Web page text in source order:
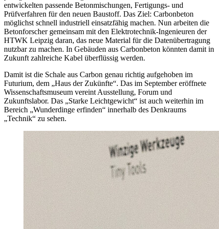
entwickelten passende Betonmischungen, Fertigungs- und
Prüfverfahren für den neuen Baustoff. Das Ziel: Carbonbeton
möglichst schnell industriell einsatzfähig machen. Nun arbeiten die
Betonforscher gemeinsam mit den Elektrotechnik-Ingenieuren der
HTWK Leipzig daran, das neue Material für die Datenübertragung
nutzbar zu machen. In Gebäuden aus Carbonbeton könnten damit in
Zukunft zahlreiche Kabel überflüssig werden.
Damit ist die Schale aus Carbon genau richtig aufgehoben im
Futurium, dem „Haus der Zukünfte“. Das im September eröffnete
Wissenschaftsmuseum vereint Ausstellung, Forum und
Zukunftslabor. Das „Starke Leichtgewicht“ ist auch weiterhin im
Bereich „Wunderdinge erfinden“ innerhalb des Denkraums
„Technik“ zu sehen.